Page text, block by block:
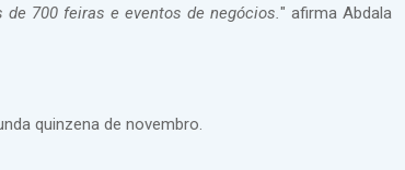
700 feiras e eventos de negócios." afirma Abdala
quinzena de novembro.